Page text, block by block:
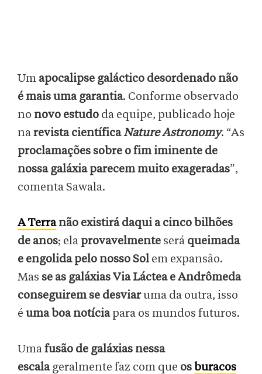
Um apocalipse galáctico desordenado não
é mais uma garantia. Conforme observado
no novo estudo da equipe, publicado hoje
narevista científicaNature Astronomy. “As
proclamações sobre o fim iminente de
nossa galáxia parecem muito exageradas”,
comenta Sawala.
A Terranão existirá daqui a cinco bilhões
de anos; ela provavelmente será queimada
e engolida pelo nosso Sol em expansão.
Mas se as galáxias Via Láctea e Andrômeda
conseguirem se desviaruma da outra, isso
é uma boa notíciapara os mundos futuros.
Umafusão de galáxias nessa
escala geralmente faz com que os buracos